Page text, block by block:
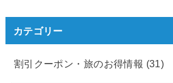
カテゴリー
割引クーポン・旅のお得情報 (31)